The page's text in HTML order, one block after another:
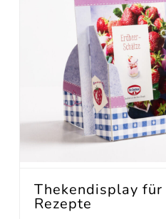
Thekendisplay für
Rezepte